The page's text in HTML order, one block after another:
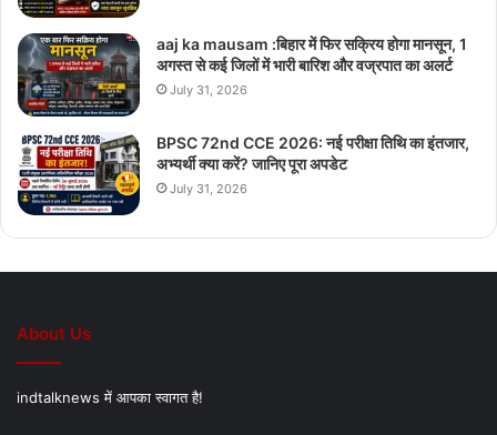
aaj ka mausam :बिहार में फिर सक्रिय होगा मानसून, 1
अगस्त से कई जिलों में भारी बारिश और वज्रपात का अलर्ट
July 31, 2026
BPSC 72nd CCE 2026: नई परीक्षा तिथि का इंतजार,
अभ्यर्थी क्या करें? जानिए पूरा अपडेट
July 31, 2026
About Us
indtalknews में आपका स्वागत है!